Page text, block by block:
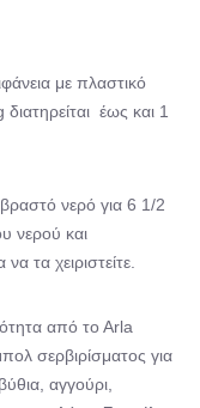
με πλαστικό
έως και 1
νερό για 6 1/2
νερού και
τα χειριστείτε.
από το Αrla
σερβιρίσματος για
αγγούρι,